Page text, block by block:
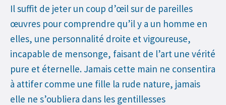
Il suffit de jeter un coup d’œil sur de pareilles
œuvres pour comprendre qu’il y a un homme en
elles, une personnalité droite et vigoureuse,
incapable de mensonge, faisant de l’art une vérité
pure et éternelle. Jamais cette main ne consentira
à attifer comme une fille la rude nature, jamais
elle ne s’oubliera dans les gentillesses